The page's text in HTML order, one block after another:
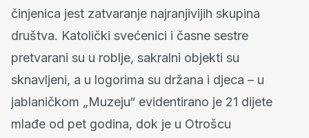
činjenica jest zatvaranje najranjivijih skupina
društva. Katolički svećenici i časne sestre
pretvarani su u roblje, sakralni objekti su
sknavljeni, a u logorima su držana i djeca – u
jablaničkom „Muzeju“ evidentirano je 21 dijete
mlađe od pet godina, dok je u Otrošcu